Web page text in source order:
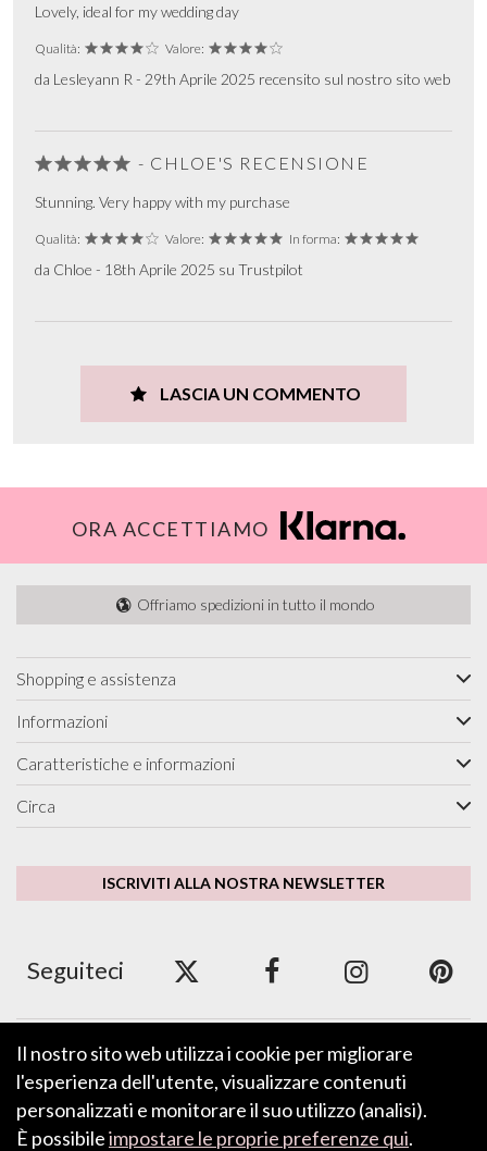
Lovely, ideal for my wedding day
Qualità: Valore:
da Lesleyann R - 29th Aprile 2025 recensito sul nostro sito web
- CHLOE'S RECENSIONE
Stunning. Very happy with my purchase
Qualità: Valore: In forma:
da Chloe - 18th Aprile 2025 su Trustpilot
LASCIA UN COMMENTO
ORA ACCETTIAMO
Offriamo spedizioni in tutto il mondo
Shopping e assistenza
Informazioni
Caratteristiche e informazioni
Circa
ISCRIVITI ALLA NOSTRA NEWSLETTER
Seguiteci
Accettiamo ApplePay, GooglePay, PayPal e carte di
Il nostro sito web utilizza i cookie per migliorare
l'esperienza dell'utente, visualizzare contenuti
personalizzati e monitorare il suo utilizzo (analisi).
È possibileimpostare le proprie preferenze qui.